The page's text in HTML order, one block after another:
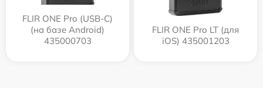
FLIR ONE Pro (USB-C)
(на базе Android)
435000703
FLIR ONE Pro LT (для
iOS) 435001203